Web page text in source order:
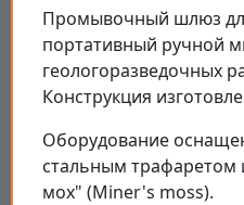
Промывочный шлюз
портативный ручной
геологоразведочных
Конструкция
Оборудование
стальным трафаретом
мох" (Miner's moss).